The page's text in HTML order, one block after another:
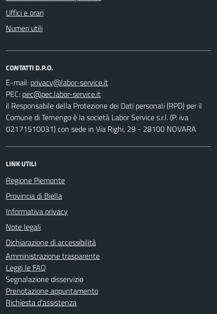
Uffici e orari
Numeri utili
CONTATTI D.P.O.
E-mail:
PEC:
il Responsabile della Protezione dei Dati personali (RPD) per il
Comune di Ternengo è la società Labor Service s.r.l. (P. iva
02171510031) con sede in Via Righi, 29 - 28100 NOVARA
LINK UTILI
Regione Piemonte
Provincia di Biella
Informativa privacy
Note legali
Dichiarazione di accessibilità
Amministrazione trasparente
Leggi le FAQ
Segnalazione disservizio
Prenotazione appuntamento
Richiesta d'assistenza